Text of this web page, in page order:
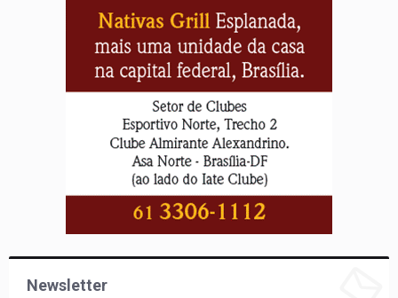
Newsletter